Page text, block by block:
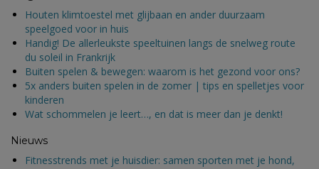
Houten klimtoestel met glijbaan en ander duurzaam
speelgoed voor in huis
Handig! De allerleukste speeltuinen langs de snelweg route
du soleil in Frankrijk
Buiten spelen & bewegen: waarom is het gezond voor ons?
5x anders buiten spelen in de zomer | tips en spelletjes voor
kinderen
Wat schommelen je leert…, en dat is meer dan je denkt!
Nieuws
Fitnesstrends met je huisdier: samen sporten met je hond,